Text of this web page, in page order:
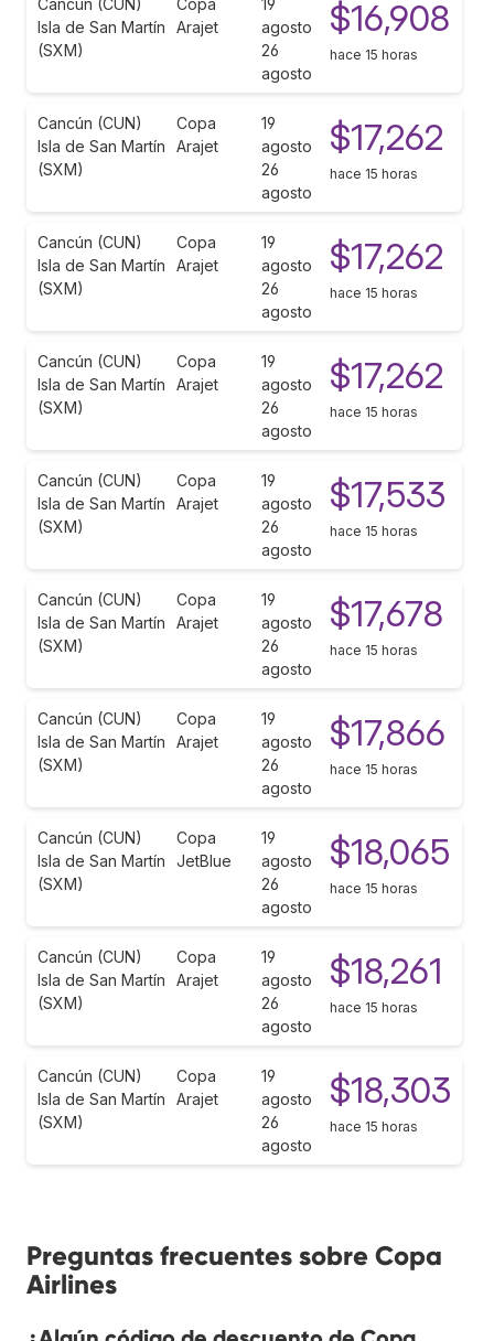
Isla de San Martín
(SXM)
Arajet
agosto
26
agosto
$16,908
hace 15 horas
Cancún (CUN)
Isla de San Martín
(SXM)
Copa
Arajet
19
agosto
26
agosto
$17,262
hace 15 horas
Cancún (CUN)
Isla de San Martín
(SXM)
Copa
Arajet
19
agosto
26
agosto
$17,262
hace 15 horas
Cancún (CUN)
Isla de San Martín
(SXM)
Copa
Arajet
19
agosto
26
agosto
$17,262
hace 15 horas
Cancún (CUN)
Isla de San Martín
(SXM)
Copa
Arajet
19
agosto
26
agosto
$17,533
hace 15 horas
Cancún (CUN)
Isla de San Martín
(SXM)
Copa
Arajet
19
agosto
26
agosto
$17,678
hace 15 horas
Cancún (CUN)
Isla de San Martín
(SXM)
Copa
Arajet
19
agosto
26
agosto
$17,866
hace 15 horas
Cancún (CUN)
Isla de San Martín
(SXM)
Copa
JetBlue
19
agosto
26
agosto
$18,065
hace 15 horas
Cancún (CUN)
Isla de San Martín
(SXM)
Copa
Arajet
19
agosto
26
agosto
$18,261
hace 15 horas
Cancún (CUN)
Isla de San Martín
(SXM)
Copa
Arajet
19
agosto
26
agosto
$18,303
hace 15 horas
Preguntas frecuentes sobre Copa
Airlines